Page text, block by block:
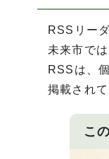
RSSリー
未来市で
RSSは、
掲載され
こ